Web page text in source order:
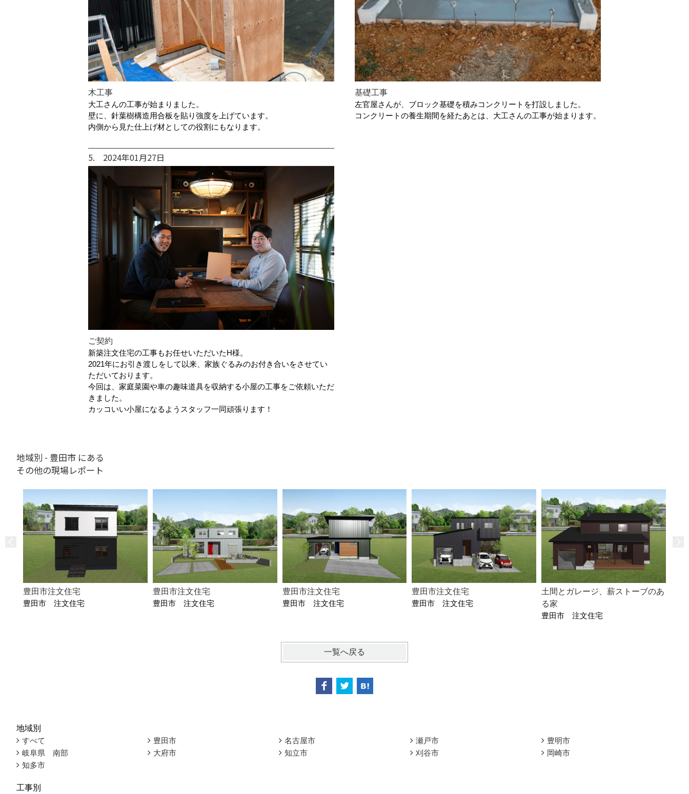
木工事
大工さんの工事が始まりました。
壁に、針葉樹構造用合板を貼り強度を上げています。
内側から見た仕上げ材としての役割にもなります。
基礎工事
左官屋さんが、ブロック基礎を積みコンクリートを打設しました。
コンクリートの養生期間を経たあとは、大工さんの工事が始まります。
5. 2024年01月27日
ご契約
新築注文住宅の工事もお任せいただいたH様。
2021年にお引き渡しをして以来、家族ぐるみのお付き合いをさせてい
ただいております。
今回は、家庭菜園や車の趣味道具を収納する小屋の工事をご依頼いただ
きました。
カッコいい小屋になるようスタッフ一同頑張ります！
地域別 - 豊田市 にある
その他の現場レポート
豊田市注文住宅
豊田市 注文住宅
豊田市注文住宅
豊田市 注文住宅
豊田市注文住宅
豊田市 注文住宅
豊田市注文住宅
豊田市 注文住宅
土間とガレージ、薪ストーブのあ
る家
豊田市 注文住宅
一覧へ戻る
地域別
すべて
豊田市 名古屋市 瀬戸市
豊明市
岐阜県 南部
大府市 知立市 刈谷市
岡崎市
知多市
工事別